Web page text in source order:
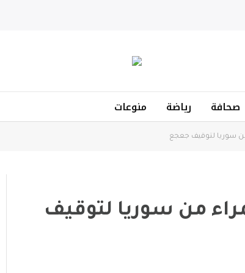
صحافة رياضة منوعات
من سوريا لتوقيف جعجع
من سوريا لتوقيف